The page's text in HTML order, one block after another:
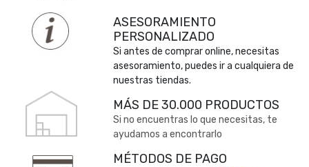
ASESORAMIENTO
PERSONALIZADO
Si antes de comprar online, necesitas
asesoramiento, puedes ir a cualquiera de
nuestras tiendas.
MÁS DE 30.000 PRODUCTOS
Si no encuentras lo que necesitas, te
ayudamos a encontrarlo
MÉTODOS DE PAGO